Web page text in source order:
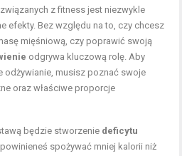
z fitness jest niezwykle
efekty. Bez względu na to, czy chcesz
mięśniową, czy poprawić swoją
odgrywa kluczową rolę. Aby
musisz poznać swoje
oraz właściwe proporcje
będzie stworzenie deficytu
spożywać mniej kalorii niż